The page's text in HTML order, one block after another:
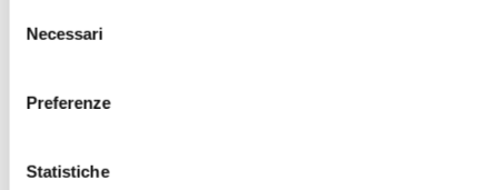
delNecessari
Preferenze
Statistiche